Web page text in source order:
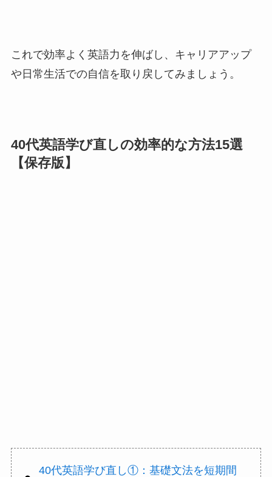
これで効率よく英語力を伸ばし、キャリアアップ
や日常生活での自信を取り戻してみましょう。
40代英語学び直しの効率的な方法15選
【保存版】
40代英語学び直し①：基礎文法を短期間